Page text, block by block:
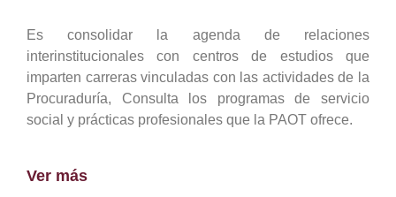
Es consolidar la agenda de relaciones
interinstitucionales con centros de estudios que
imparten carreras vinculadas con las actividades de la
Procuraduría, Consulta los programas de servicio
social y prácticas profesionales que la PAOT ofrece.
Ver más